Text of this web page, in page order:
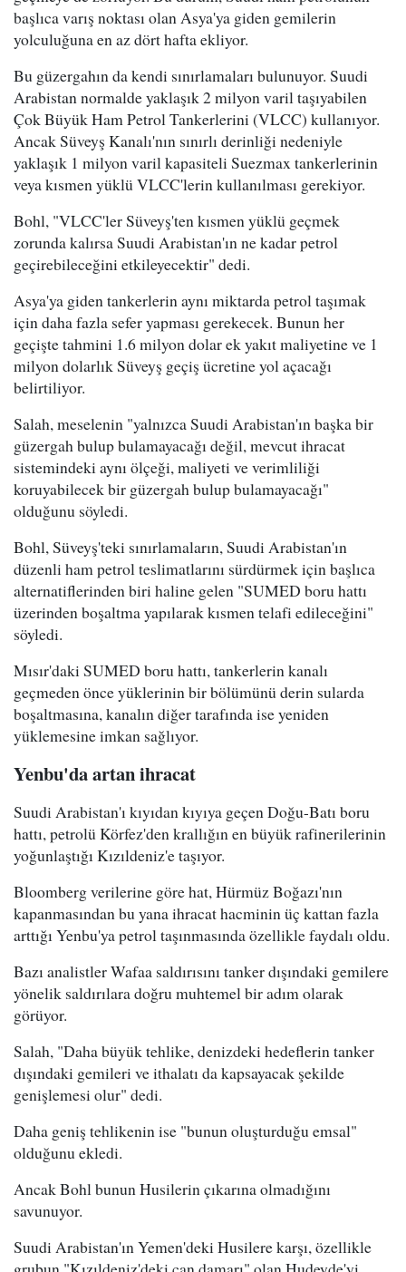
başlıca varış noktası olan Asya'ya giden gemilerin
yolculuğuna en az dört hafta ekliyor.
Bu güzergahın da kendi sınırlamaları bulunuyor. Suudi
Arabistan normalde yaklaşık 2 milyon varil taşıyabilen
Çok Büyük Ham Petrol Tankerlerini (VLCC) kullanıyor.
Ancak Süveyş Kanalı'nın sınırlı derinliği nedeniyle
yaklaşık 1 milyon varil kapasiteli Suezmax tankerlerinin
veya kısmen yüklü VLCC'lerin kullanılması gerekiyor.
Bohl, "VLCC'ler Süveyş'ten kısmen yüklü geçmek
zorunda kalırsa Suudi Arabistan'ın ne kadar petrol
geçirebileceğini etkileyecektir" dedi.
Asya'ya giden tankerlerin aynı miktarda petrol taşımak
için daha fazla sefer yapması gerekecek. Bunun her
geçişte tahmini 1.6 milyon dolar ek yakıt maliyetine ve 1
milyon dolarlık Süveyş geçiş ücretine yol açacağı
belirtiliyor.
Salah, meselenin "yalnızca Suudi Arabistan'ın başka bir
güzergah bulup bulamayacağı değil, mevcut ihracat
sistemindeki aynı ölçeği, maliyeti ve verimliliği
koruyabilecek bir güzergah bulup bulamayacağı"
olduğunu söyledi.
Bohl, Süveyş'teki sınırlamaların, Suudi Arabistan'ın
düzenli ham petrol teslimatlarını sürdürmek için başlıca
alternatiflerinden biri haline gelen "SUMED boru hattı
üzerinden boşaltma yapılarak kısmen telafi edileceğini"
söyledi.
Mısır'daki SUMED boru hattı, tankerlerin kanalı
geçmeden önce yüklerinin bir bölümünü derin sularda
boşaltmasına, kanalın diğer tarafında ise yeniden
yüklemesine imkan sağlıyor.
Yenbu'da artan ihracat
Suudi Arabistan'ı kıyıdan kıyıya geçen Doğu-Batı boru
hattı, petrolü Körfez'den krallığın en büyük rafinerilerinin
yoğunlaştığı Kızıldeniz'e taşıyor.
Bloomberg verilerine göre hat, Hürmüz Boğazı'nın
kapanmasından bu yana ihracat hacminin üç kattan fazla
arttığı Yenbu'ya petrol taşınmasında özellikle faydalı oldu.
Bazı analistler Wafaa saldırısını tanker dışındaki gemilere
yönelik saldırılara doğru muhtemel bir adım olarak
görüyor.
Salah, "Daha büyük tehlike, denizdeki hedeflerin tanker
dışındaki gemileri ve ithalatı da kapsayacak şekilde
genişlemesi olur" dedi.
Daha geniş tehlikenin ise "bunun oluşturduğu emsal"
olduğunu ekledi.
Ancak Bohl bunun Husilerin çıkarına olmadığını
savunuyor.
Suudi Arabistan'ın Yemen'deki Husilere karşı, özellikle